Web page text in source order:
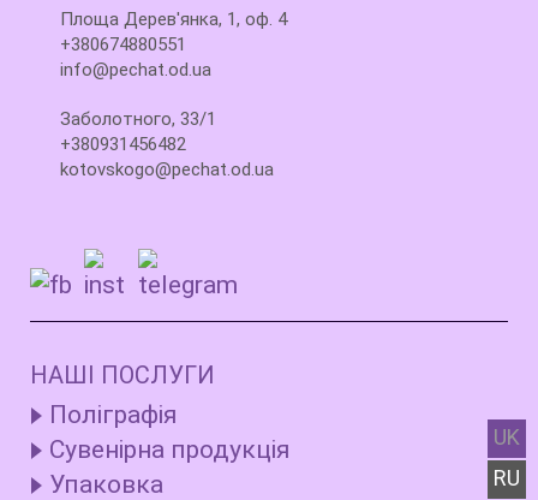
UK
RU
Площа Дерев'янка, 1, оф. 4
+380674880551
info@pechat.od.ua
Заболотного, 33/1
+380931456482
kotovskogo@pechat.od.ua
НАШІ ПОСЛУГИ
Поліграфія
Сувенірна продукція
Упаковка